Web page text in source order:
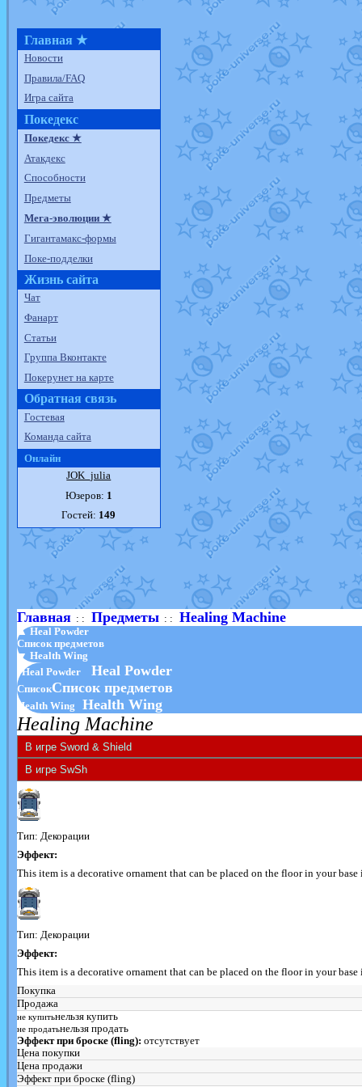
Главная ★
Новости
Правила/FAQ
Игра сайта
Покедекс
Покедекс ★
Атакдекс
Способности
Предметы
Мега-эволюции ★
Гигантамакс-формы
Поке-подделки
Жизнь сайта
Чат
Фанарт
Статьи
Группа Вконтакте
Покерунет на карте
Обратная связь
Гостевая
Команда сайта
Онлайн
JOK_julia
Юзеров: 1
Гостей: 149
Главная: : Предметы: : Healing Machine
▲ Heal Powder
Список предметов
▼ Health Wing
Heal Powder
Heal Powder
СписокСписок предметов
Health Wing Health Wing
Healing Machine
Тип: Декорации
Эффект:
This item is a decorative ornament that can be placed on the floor in your
Тип: Декорации
Эффект:
This item is a decorative ornament that can be placed on the floor in your
Покупка
Продажа
не купитьнельзя купить
не продатьнельзя продать
Эффект при броске (fling): отсутствует
Цена покупки
Цена продажи
Эффект при броске (fling)